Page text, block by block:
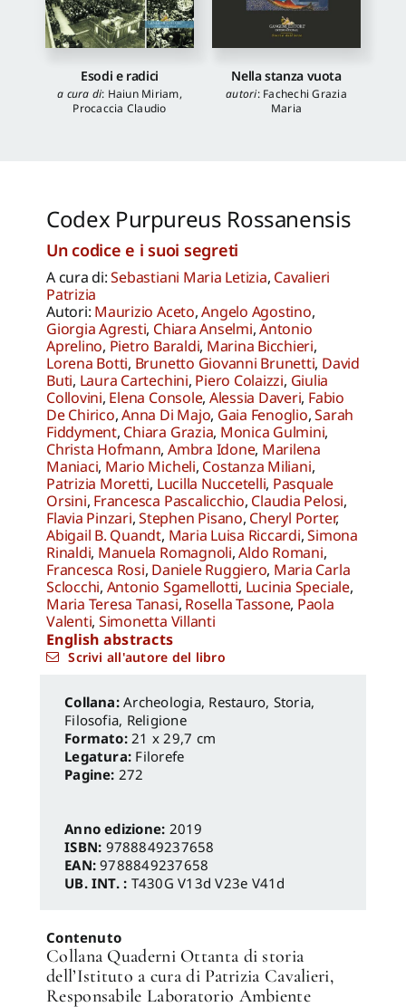
Esodi e radici
a cura di: Haiun Miriam,
Procaccia Claudio
Nella stanza vuota
autori: Fachechi Grazia
Maria
Codex Purpureus Rossanensis
Un codice e i suoi segreti
A cura di:Sebastiani Maria Letizia, Cavalieri
Patrizia
Autori: Maurizio Aceto,Angelo Agostino,
Giorgia Agresti, Chiara Anselmi,Antonio
Aprelino, Pietro Baraldi, Marina Bicchieri,
Lorena Botti, Brunetto Giovanni Brunetti, David
Buti, Laura Cartechini, Piero Colaizzi, Giulia
Collovini, Elena Console, Alessia Daveri, Fabio
De Chirico,Anna Di Majo, Gaia Fenoglio,Sarah
Fiddyment, Chiara Grazia, Monica Gulmini,
Christa Hofmann, Ambra Idone, Marilena
Maniaci, Mario Micheli, Costanza Miliani,
Patrizia Moretti, Lucilla Nuccetelli, Pasquale
Orsini, Francesca Pascalicchio, Claudia Pelosi,
Flavia Pinzari,Stephen Pisano, Cheryl Porter,
Abigail B. Quandt, Maria Luisa Riccardi,Simona
Rinaldi, Manuela Romagnoli,Aldo Romani,
Francesca Rosi, Daniele Ruggiero, Maria Carla
Sclocchi, Antonio Sgamellotti, Lucinia Speciale,
Maria Teresa Tanasi, Rosella Tassone, Paola
Valenti, Simonetta Villanti
English abstracts
Scrivi all'autore del libro
Archeologia, Restauro, Storia,
Filosofia, Religione
Formato: 21 x 29,7 cm
Legatura: Filorefe
Pagine: 272
Anno edizione: 2019
ISBN: 9788849237658
EAN:9788849237658
UB. INT. : T430G V13d V23e V41d
Contenuto
Collana Quaderni Ottanta di storia
dell’Istituto a cura di Patrizia Cavalieri,
Responsabile Laboratorio Ambiente